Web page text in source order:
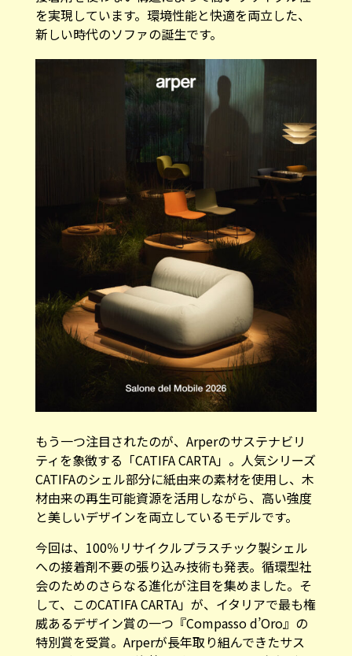
を実現しています。環境性能と快適を両立した、
新しい時代のソファの誕生です。
もう一つ注目されたのが、Arperのサステナビリ
ティを象徴する「CATIFA CARTA」。人気シリーズ
CATIFAのシェル部分に紙由来の素材を使用し、木
材由来の再生可能資源を活用しながら、高い強度
と美しいデザインを両立しているモデルです。
今回は、100％リサイクルプラスチック製シェル
への接着剤不要の張り込み技術も発表。循環型社
会のためのさらなる進化が注目を集めました。そ
して、このCATIFA CARTA」が、イタリアで最も権
威あるデザイン賞の一つ『Compasso d’Oro』の
特別賞を受賞。Arperが長年取り組んできたサス